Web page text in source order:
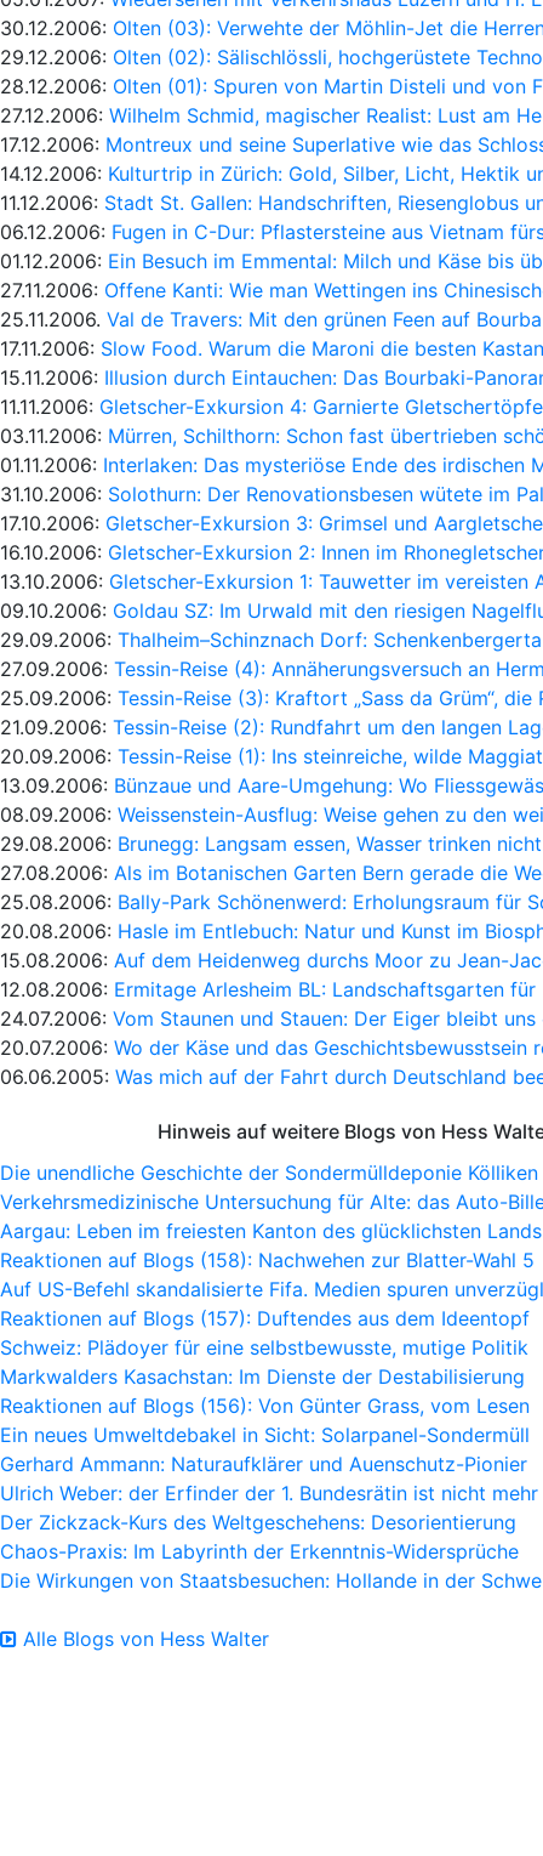
30.12.2006: Olten (03): Verwehte der Möhlin-Jet die
29.12.2006: Olten (02): Sälischlössli, hochgerüstete
28.12.2006: Olten (01): Spuren von Martin Disteli und von
27.12.2006: Wilhelm Schmid, magischer Realist: Lust am
17.12.2006: Montreux und seine Superlative wie das
14.12.2006: Kulturtrip in Zürich: Gold, Silber, Licht, Hektik
11.12.2006: Stadt St. Gallen: Handschriften, Riesenglobus
06.12.2006: Fugen in C-Dur: Pflastersteine aus Vietnam
01.12.2006: Ein Besuch im Emmental: Milch und Käse bis
27.11.2006: Offene Kanti: Wie man Wettingen ins
25.11.2006. Val de Travers: Mit den grünen Feen auf
17.11.2006: Slow Food. Warum die Maroni die besten
15.11.2006: Illusion durch Eintauchen: Das Bourbaki-
11.11.2006: Gletscher-Exkursion 4: Garnierte
03.11.2006: Mürren, Schilthorn: Schon fast übertrieben
01.11.2006: Interlaken: Das mysteriöse Ende des irdischen
31.10.2006: Solothurn: Der Renovationsbesen wütete im
17.10.2006: Gletscher-Exkursion 3: Grimsel und
16.10.2006: Gletscher-Exkursion 2: Innen im
13.10.2006: Gletscher-Exkursion 1: Tauwetter im vereisten
09.10.2006: Goldau SZ: Im Urwald mit den riesigen
29.09.2006: Thalheim–Schinznach Dorf:
27.09.2006: Tessin-Reise (4): Annäherungsversuch an
25.09.2006: Tessin-Reise (3): Kraftort „Sass da Grüm“, die
21.09.2006: Tessin-Reise (2): Rundfahrt um den langen
20.09.2006: Tessin-Reise (1): Ins steinreiche, wilde
13.09.2006: Bünzaue und Aare-Umgehung: Wo
08.09.2006: Weissenstein-Ausflug: Weise gehen zu den
29.08.2006: Brunegg: Langsam essen, Wasser trinken
27.08.2006: Als im Botanischen Garten Bern gerade die
25.08.2006: Bally-Park Schönenwerd: Erholungsraum für
20.08.2006: Hasle im Entlebuch: Natur und Kunst im
15.08.2006: Auf dem Heidenweg durchs Moor zu Jean-
12.08.2006: Ermitage Arlesheim BL: Landschaftsgarten für
24.07.2006: Vom Staunen und Stauen: Der Eiger bleibt uns
20.07.2006: Wo der Käse und das
06.06.2005: Was mich auf der Fahrt durch Deutschland
Hinweis auf weitere Blogs von Hess
Die unendliche Geschichte der Sondermülldeponie Kölliken
Verkehrsmedizinische Untersuchung für Alte: das Auto-
Aargau: Leben im freiesten Kanton des glücklichsten Lands
Reaktionen auf Blogs (158): Nachwehen zur Blatter-Wahl 5
Auf US-Befehl skandalisierte Fifa. Medien spuren
Reaktionen auf Blogs (157): Duftendes aus dem Ideentopf
Schweiz: Plädoyer für eine selbstbewusste, mutige Politik
Markwalders Kasachstan: Im Dienste der Destabilisierung
Reaktionen auf Blogs (156): Von Günter Grass, vom Lesen
Ein neues Umweltdebakel in Sicht: Solarpanel-Sondermüll
Gerhard Ammann: Naturaufklärer und Auenschutz-Pionier
Ulrich Weber: der Erfinder der 1. Bundesrätin ist nicht mehr
Der Zickzack-Kurs des Weltgeschehens: Desorientierung
Chaos-Praxis: Im Labyrinth der Erkenntnis-Widersprüche
Die Wirkungen von Staatsbesuchen: Hollande in der
Alle Blogs von Hess Walter